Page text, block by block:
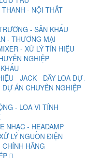
THANH - NỘI THẤT
- SÂN KHẤU
- THƯƠNG MẠI
- XỬ LÝ TÍN HIỆU
NGHIỆP
- JACK - DÂY LOA DỰ
DỰ ÁN CHUYÊN NGHIỆP
- LOA VI TÍNH
NHẠC - HEADAMP
LÝ NGUỒN ĐIỆN
CHÍNH HÃNG